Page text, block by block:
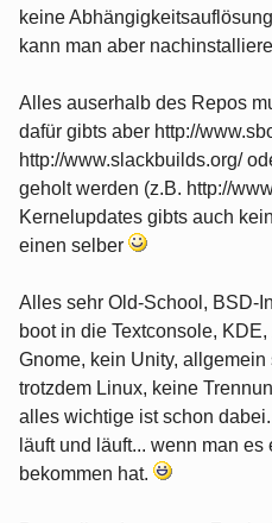
keine
kann man aber
Alles auserhalb des Repos
dafür gibts aber http://
http://www.slackbuilds.org/
geholt werden (z.B. http://
Kernelupdates gibts auch
einen selber
Alles sehr Old-School, BSD-
boot in die Textconsole,
Gnome, kein Unity,
trotzdem Linux, keine
alles wichtige ist schon
läuft und läuft... wenn man
bekommen hat.